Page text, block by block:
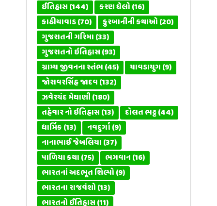
ઈતિહાસ(144) કરણ ઘેલો(16)
કાઠીયાવાડ(70) કુરબાનીની કથાઓ(20)
ગુજરાતની ગરિમા(33)
ગુજરાતનો ઇતિહાસ(93)
ગ્રામ્ય જીવનના સ્તંભ(45) ચાવડાયુગ(9)
જોરાવરસિંહ જાદવ(132)
ઝવેરચંદ મેઘાણી(180)
તહેવાર નો ઇતિહાસ(13) દોલત ભટ્ટ(44)
ધાર્મિક(13) નવદુર્ગા(9)
નાનાભાઈ જેબલિયા(37)
પાળિયા કથા(75) ભગવાન(16)
ભારતનાં અદભૂત શિલ્પો(9)
ભારતના રાજવંશો(13)
ભારતનો ઈતિહાસ(11)